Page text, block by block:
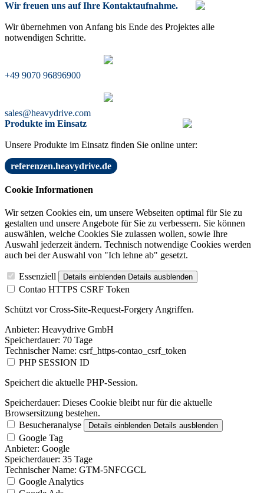
Wir freuen uns auf Ihre Kontaktaufnahme.
Wir übernehmen von Anfang bis Ende des Projektes alle
notwendigen Schritte.
+49 9070 96896900
sales@heavydrive.com
Produkte im Einsatz
Unsere Produkte im Einsatz finden Sie online unter:
referenzen.heavydrive.de
Cookie Informationen
Wir setzen Cookies ein, um unsere Webseiten optimal für Sie zu
gestalten und unsere Angebote für Sie zu verbessern. Sie können
auswählen, welche Cookies Sie zulassen wollen, sowie Ihre
Auswahl jederzeit ändern. Technisch notwendige Cookies werden
auch bei der Auswahl von "Ich lehne ab" gesetzt.
Essenziell Details einblenden Details ausblenden
Contao HTTPS CSRF Token
Schützt vor Cross-Site-Request-Forgery Angriffen.
Anbieter: Heavydrive GmbH
Speicherdauer: 70 Tage
Technischer Name: csrf_https-contao_csrf_token
PHP SESSION ID
Speichert die aktuelle PHP-Session.
Speicherdauer: Dieses Cookie bleibt nur für die aktuelle
Browsersitzung bestehen.
Besucheranalyse
Details einblenden Details ausblenden
Google Tag
Anbieter: Google
Speicherdauer: 35 Tage
Technischer Name: GTM-5NFCGCL
Google Analytics